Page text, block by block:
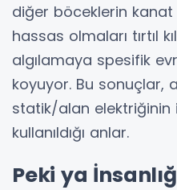
diğer böceklerin kanat
hassas olmaları tırtıl
algılamaya spesifik
koyuyor. Bu sonuçlar,
statik/alan elektriğinin
kullanıldığı anlar.
Peki ya